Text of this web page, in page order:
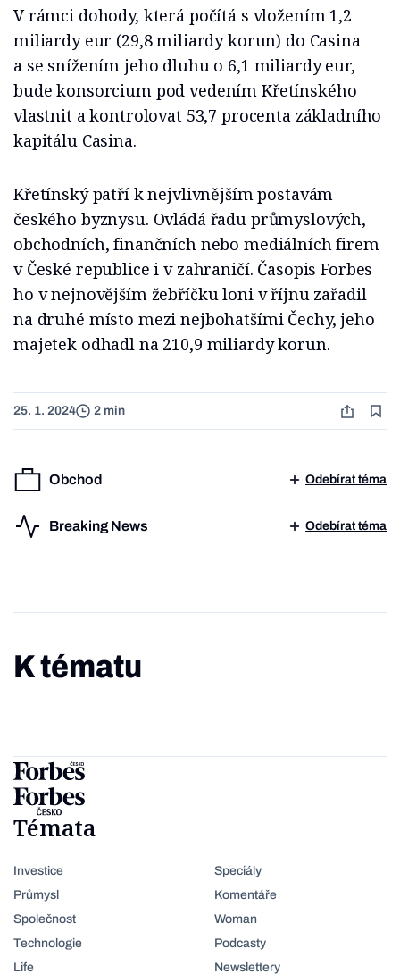
V rámci dohody, která počítá s vložením 1,2
miliardy eur (29,8 miliardy korun) do Casina
a se snížením jeho dluhu o 6,1 miliardy eur,
bude konsorcium pod vedením Křetínského
vlastnit a kontrolovat 53,7 procenta základního
kapitálu Casina.
Křetínský patří k nejvlivnějším postavám
českého byznysu. Ovládá řadu průmyslových,
obchodních, finančních nebo mediálních firem
v České republice i v zahraničí. Časopis Forbes
ho v nejnovějším žebříčku loni v říjnu zařadil
na druhé místo mezi nejbohatšími Čechy, jeho
majetek odhadl na 210,9 miliardy korun.
25. 1. 2024 2 min
Obchod Odebírat téma
Breaking News Odebírat téma
K tématu
Témata
Investice
Průmysl
Společnost
Technologie
Life
Speciály
Komentáře
Woman
Podcasty
Newslettery